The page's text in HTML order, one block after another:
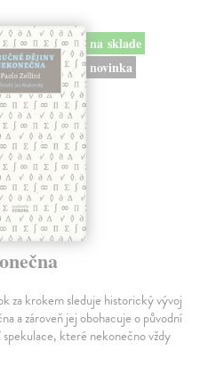
na sklade
novinka
za krokem sleduje historický vývoj
a zároveň jej obohacuje o původní
které nekonečno vždy